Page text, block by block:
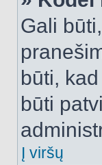
Gali
būti,
būti
Į viršų